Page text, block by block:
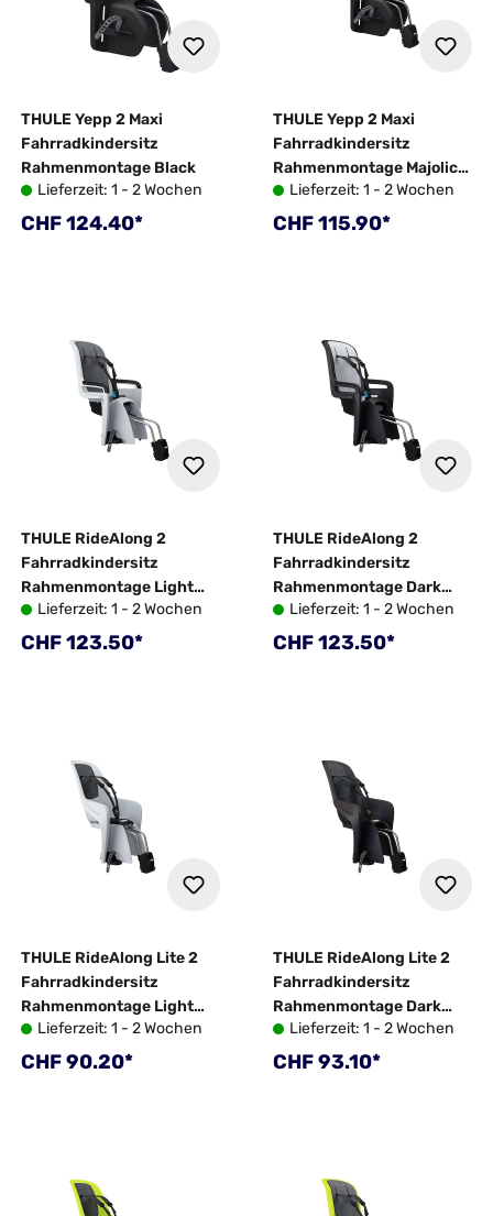
THULE Yepp 2 Maxi
Fahrradkindersitz
Rahmenmontage Black
Lieferzeit: 1 - 2 Wochen
Regulärer Preis:
CHF 124.40*
THULE Yepp 2 Maxi
Fahrradkindersitz
Rahmenmontage Majolica
BlueLieferzeit: 1 - 2 Wochen
Regulärer Preis:
CHF 115.90*
THULE RideAlong 2
Fahrradkindersitz
Rahmenmontage Light
GreyLieferzeit: 1 - 2 Wochen
Regulärer Preis:
CHF 123.50*
THULE RideAlong 2
Fahrradkindersitz
Rahmenmontage Dark
GreyLieferzeit: 1 - 2 Wochen
Regulärer Preis:
CHF 123.50*
THULE RideAlong Lite 2
Fahrradkindersitz
Rahmenmontage Light
GreyLieferzeit: 1 - 2 Wochen
Regulärer Preis:
CHF 90.20*
THULE RideAlong Lite 2
Fahrradkindersitz
Rahmenmontage Dark
GreyLieferzeit: 1 - 2 Wochen
Regulärer Preis:
CHF 93.10*